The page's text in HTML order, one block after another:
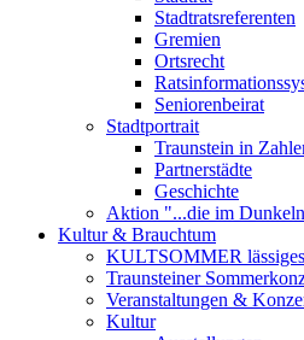
Stadtratsreferenten
Gremien
Ortsrecht
Seniorenbeirat
Stadtportrait
Traunstein in
Partnerstädte
Geschichte
Aktion "...die im
Kultur & Brauchtum
KULTSOMMER
Traunsteiner
Veranstaltungen &
Kultur